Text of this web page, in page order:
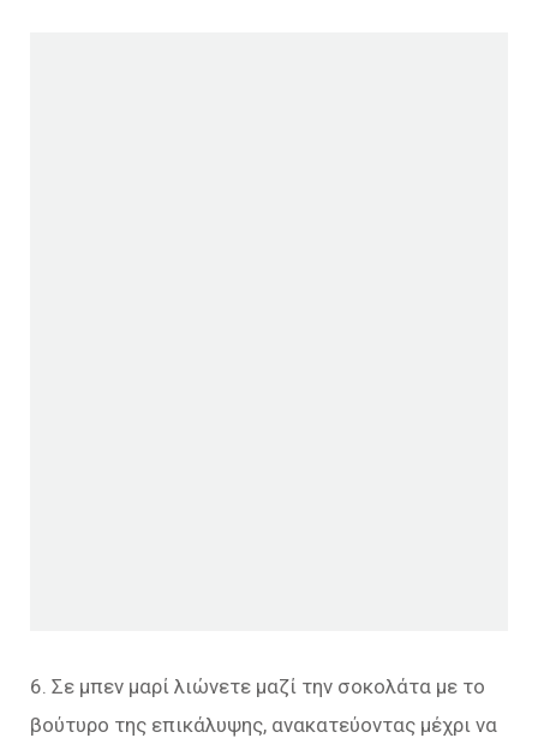
6. Σε μπεν μαρί λιώνετε μαζί την σοκολάτα με το
βούτυρο της επικάλυψης, ανακατεύοντας μέχρι να